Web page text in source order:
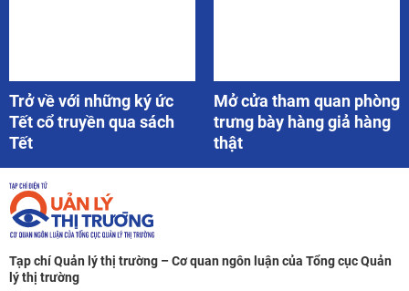
Trở về với những ký ức
Tết cổ truyền qua sách
Tết
Mở cửa tham quan phòng
trưng bày hàng giả hàng
thật
Tạp chí Quản lý thị trường – Cơ quan ngôn luận của Tổng cục Quản
lý thị trường